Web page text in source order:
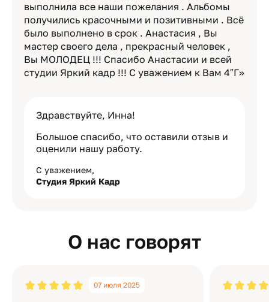
выполнила все наши пожелания . Альбомы
получились красочными и позитивными . Всё
было выполнено в срок . Анастасия , Вы
мастер своего дела , прекрасный человек ,
Вы МОЛОДЕЦ !!! Спасибо Анастасии и всей
студии Яркий кадр !!! С уважением к Вам 4″Г»
Здравствуйте, Инна!
Большое спасибо, что оставили отзыв и
оценили нашу работу.
С уважением,
Студия Яркий Кадр
О нас говорят
07 июля 2025